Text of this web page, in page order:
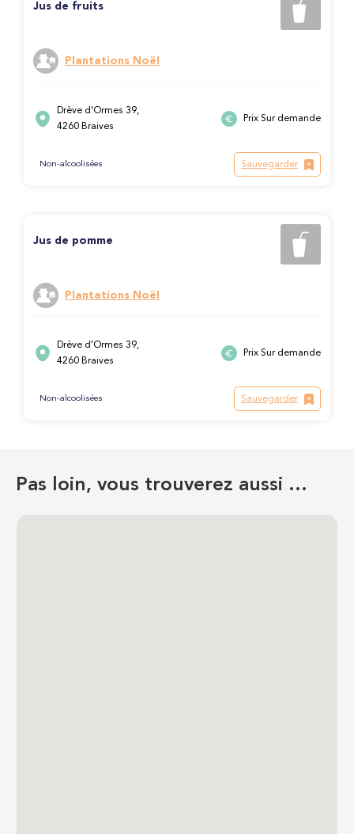
Jus de fruits
Plantations Noël
Drève d'Ormes 39,
4260 Braives
Prix Sur demande
Non-alcoolisées Sauvegarder
Jus de pomme
Plantations Noël
Drève d'Ormes 39,
4260 Braives
Prix Sur demande
Non-alcoolisées Sauvegarder
Pas loin, vous trouverez aussi …